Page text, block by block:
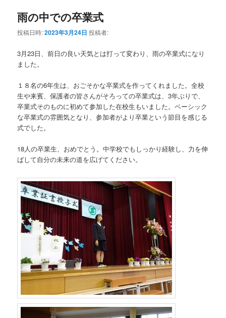
雨の中での卒業式
投稿日時:2023年3月24日 投稿者:
3月23日、前日の良い天気とは打って変わり、雨の卒業式になり
ました。
１８名の6年生は、おごそかな卒業式を作ってくれました。全校
生や来賓、保護者の皆さんがそろっての卒業式は、3年ぶりで、
卒業式そのものに初めて参加した在校生もいました。ベーシック
な卒業式の雰囲気となり、参加者がより卒業という節目を感じる
式でした。
18人の卒業生、おめでとう。中学校でもしっかり経験し、力を伸
ばして自分の未来の道を広げてください。